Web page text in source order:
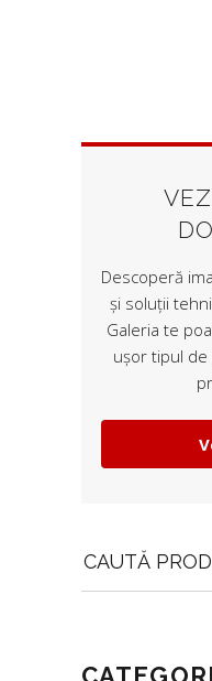
Descoperă
și soluții
Galeria te
ușor tipul
for: